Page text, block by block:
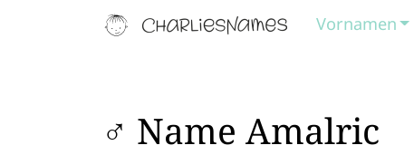
Vornamen
♂ Name Amalric